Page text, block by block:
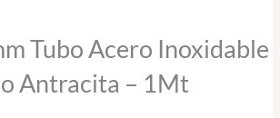
Tubo Acero Inoxidable
Antracita – 1Mt